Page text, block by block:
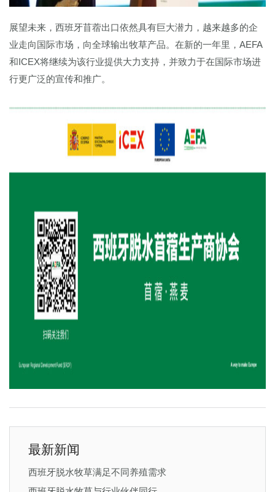
展望未来，西班牙苜蓿出口依然具有巨大潜力，越来越多的企
业走向国际市场，向全球输出牧草产品。在新的一年里，AEFA
和ICEX将继续为该行业提供大力支持，并致力于在国际市场进
行更广泛的宣传和推广。
最新新闻
西班牙脱水牧草满足不同养殖需求